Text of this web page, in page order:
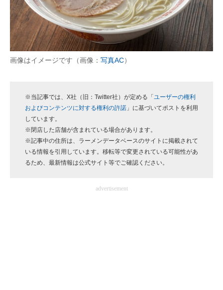
建設×テクノロジーの最前線
ちょっと気になるネットの話題
画像はイメージです（画像： 写真AC）
※当記事では、X社（旧：Twitter社）が定める「 ユーザーの権利
およびコンテンツに対する権利の許諾 」に基づいてポストを利用
しています。
※閉店した店舗が含まれている場合があります。
※記事中の住所は、ラーメンデータベースのサイトに掲載されて
いる情報を引用しています。移転等で変更されている可能性があ
るため、最新情報は公式サイト等でご確認ください。
advertisement